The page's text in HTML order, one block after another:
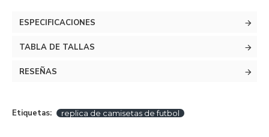
ESPECIFICACIONES
TABLA DE TALLAS
RESEÑAS
Etiquetas: replica de camisetas de futbol